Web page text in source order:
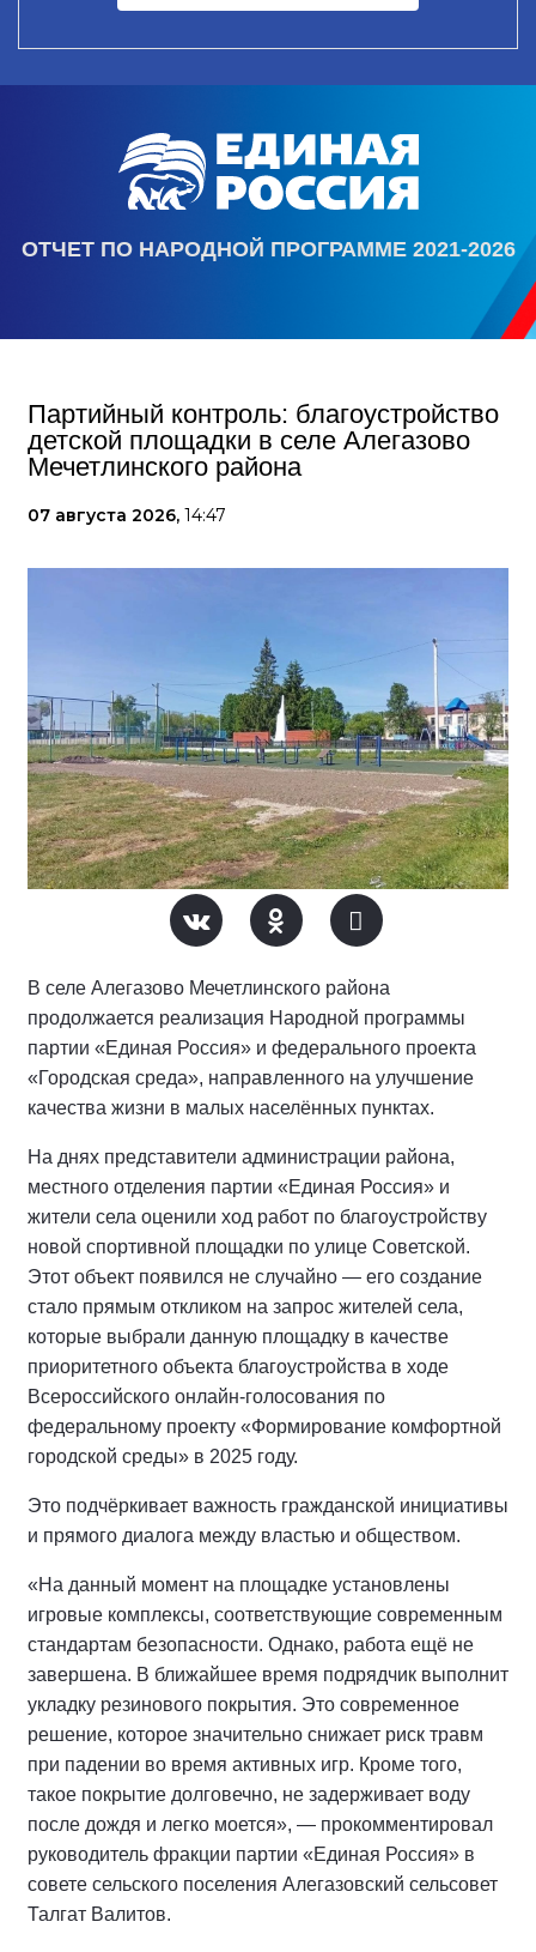
ОТЧЕТ ПО НАРОДНОЙ ПРОГРАММЕ 2021-2026
Партийный контроль: благоустройство
детской площадки в селе Алегазово
Мечетлинского района
07 августа 2026, 14:47
В селе Алегазово Мечетлинского района
продолжается реализация Народной программы
партии «Единая Россия» и федерального проекта
«Городская среда», направленного на улучшение
качества жизни в малых населённых пунктах.
На днях представители администрации района,
местного отделения партии «Единая Россия» и
жители села оценили ход работ по благоустройству
новой спортивной площадки по улице Советской.
Этот объект появился не случайно — его создание
стало прямым откликом на запрос жителей села,
которые выбрали данную площадку в качестве
приоритетного объекта благоустройства в ходе
Всероссийского онлайн-голосования по
федеральному проекту «Формирование комфортной
городской среды» в 2025 году.
Это подчёркивает важность гражданской инициативы
и прямого диалога между властью и обществом.
«На данный момент на площадке установлены
игровые комплексы, соответствующие современным
стандартам безопасности. Однако, работа ещё не
завершена. В ближайшее время подрядчик выполнит
укладку резинового покрытия. Это современное
решение, которое значительно снижает риск травм
при падении во время активных игр. Кроме того,
такое покрытие долговечно, не задерживает воду
после дождя и легко моется», — прокомментировал
руководитель фракции партии «Единая Россия» в
совете сельского поселения Алегазовский сельсовет
Талгат Валитов.